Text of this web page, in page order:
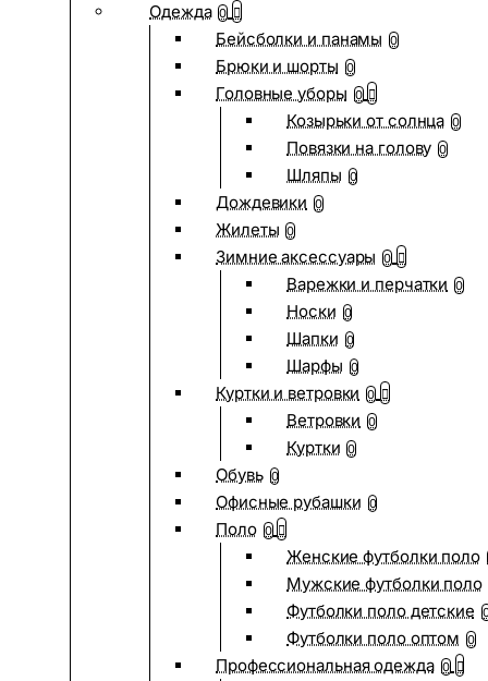
Одежда 0
Бейсболки и панамы 0
Брюки и шорты 0
Головные уборы 0
Козырьки от солнца 0
Повязки на голову 0
Шляпы 0
Дождевики 0
Жилеты 0
Зимние аксессуары 0
Варежки и перчатки 0
Носки 0
Шапки 0
Шарфы 0
Куртки и ветровки 0
Ветровки 0
Куртки 0
Обувь 0
Офисные рубашки 0
Поло 0
Женские футболки поло
Мужские футболки поло
Футболки поло детские
Футболки поло оптом 0
Профессиональная одежда 0